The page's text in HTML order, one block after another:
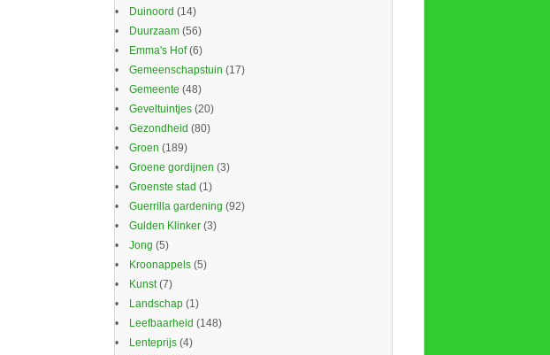
Duinoord (14)
Duurzaam(56)
Emma's Hof(6)
Gemeenschapstuin (17)
Gemeente (48)
Geveltuintjes(20)
Gezondheid (80)
Groen (189)
Groene gordijnen (3)
Groenste stad (1)
Guerrilla gardening (92)
Gulden Klinker(3)
Jong (5)
Kroonappels(5)
Kunst(7)
Landschap(1)
Leefbaarheid (148)
Lenteprijs(4)